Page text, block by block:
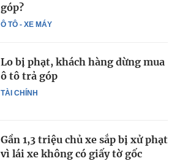
Ô TÔ - XE MÁY
góp?
TÀI CHÍNH
Lo bị phạt, khách hàng dừng mua
ô tô trả góp
Gần 1,3 triệu chủ xe sắp bị xử phạt
vì lái xe không có giấy tờ gốc